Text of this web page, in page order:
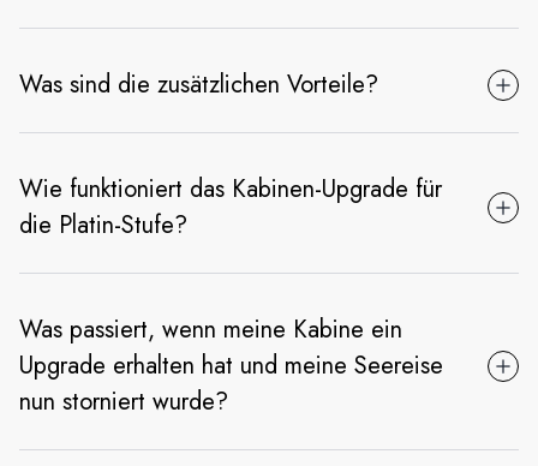
Was sind die zusätzlichen Vorteile?
Wie funktioniert das Kabinen-Upgrade für
die Platin-Stufe?
Was passiert, wenn meine Kabine ein
Upgrade erhalten hat und meine Seereise
nun storniert wurde?